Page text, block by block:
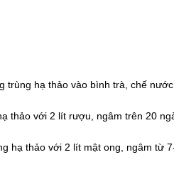
trùng hạ thảo vào bình trà, chế
thảo với 2 lít rượu, ngâm trên 20
hạ thảo với 2 lít mật ong, ngâm từ